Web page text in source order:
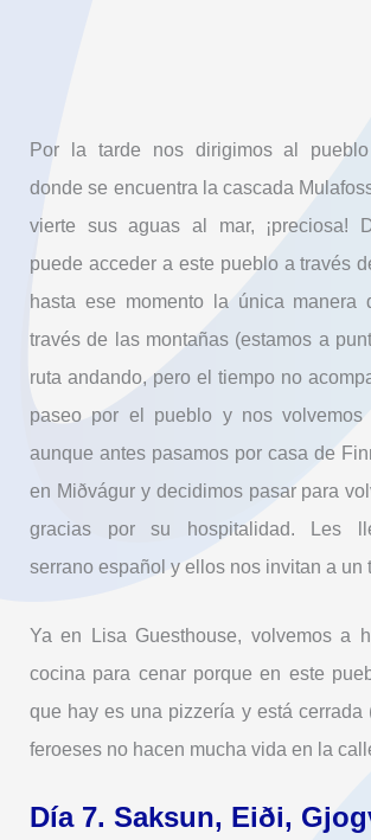
Por la tarde nos dirigimos al
donde se encuentra la cascada
vierte sus aguas al mar, ¡preciosa!
puede acceder a este pueblo a través
hasta ese momento la única manera
través de las montañas (estamos a
ruta andando, pero el tiempo no
paseo por el pueblo y nos volvemos
aunque antes pasamos por casa de
en Miðvágur y decidimos pasar para
gracias por su hospitalidad. Les
serrano español y ellos nos invitan a un
Ya en Lisa Guesthouse, volvemos a
cocina para cenar porque en este
que hay es una pizzería y está cerrada
feroeses no hacen mucha vida en la
Día 7. Saksun, Eiði,